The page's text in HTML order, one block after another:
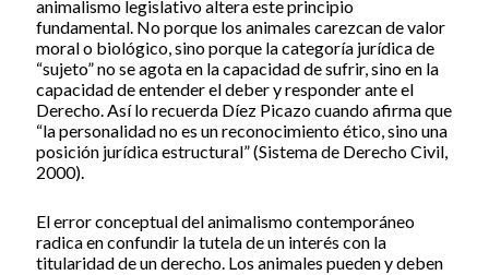
animalismo legislativo altera este principio
fundamental. No porque los animales carezcan de valor
moral o biológico, sino porque la categoría jurídica de
“sujeto” no se agota en la capacidad de sufrir, sino en la
capacidad de entender el deber y responder ante el
Derecho. Así lo recuerda Díez Picazo cuando afirma que
“la personalidad no es un reconocimiento ético, sino una
posición jurídica estructural” (Sistema de Derecho Civil,
2000).
El error conceptual del animalismo contemporáneo
radica en confundir la tutela de un interés con la
titularidad de un derecho. Los animales pueden y deben